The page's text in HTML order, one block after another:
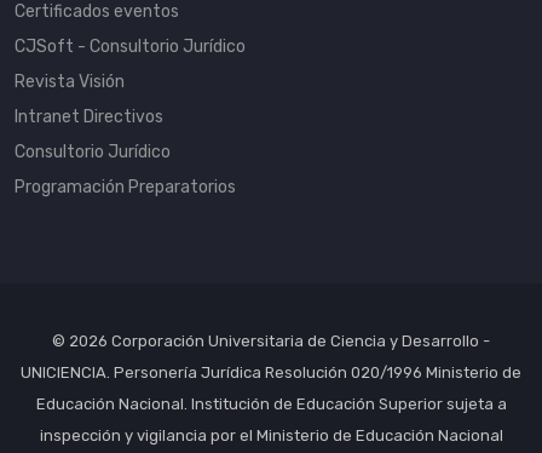
Certificados eventos
CJSoft - Consultorio Jurídico
Revista Visión
Intranet Directivos
Consultorio Jurídico
Programación Preparatorios
© 2026 Corporación Universitaria de Ciencia y Desarrollo -
UNICIENCIA. Personería Jurídica Resolución 020/1996 Ministerio de
Educación Nacional. Institución de Educación Superior sujeta a
inspección y vigilancia por el Ministerio de Educación Nacional